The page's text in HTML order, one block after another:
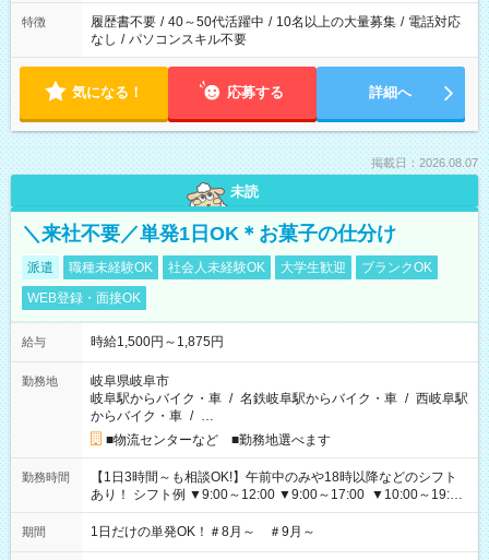
特徴 履歴書不要 / 40～50代活躍中 / 10名以上の大量募集 / 電話対応
なし / パソコンスキル不要
気になる！ 応募する 詳細へ
掲載日：2026.08.07
未読
＼来社不要／単発1日OK＊お菓子の仕分け
派遣 職種未経験OK 社会人未経験OK 大学生歓迎
ブランクOK
WEB登録・面接OK
給与 時給1,500円～1,875円
勤務地
岐阜県岐阜市
岐阜駅からバイク・車 / 名鉄岐阜駅からバイク・車 / 西岐阜駅
からバイク・車 / …
■物流センターなど ■勤務地選べます
勤務時間
【1日3時間～も相談OK!】午前中のみや18時以降などのシフト
あり！ シフト例 ▼9:00～12:00 ▼9:00～17:00 ▼10:00～19:00
▼18:00～21:00
期間 1日だけの単発OK！＃8月～ ＃9月～